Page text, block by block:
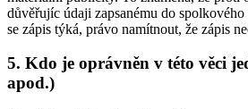
důvěřujíc údaji zapsanému do
se zápis týká, právo namítnout, že zápis
5. Kdo je oprávněn v této věci
apod.)